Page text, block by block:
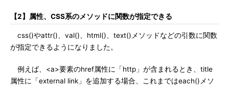
【2】属性、CSS系のメソッドに関数が指定できる
css()やattr()、val()、html()、text()メソッドなどの引数に関数
が指定できるようになりました。
例えば、<a>要素のhref属性に「http」が含まれるとき、title
属性に「external link」を追加する場合、これまではeach()メソ